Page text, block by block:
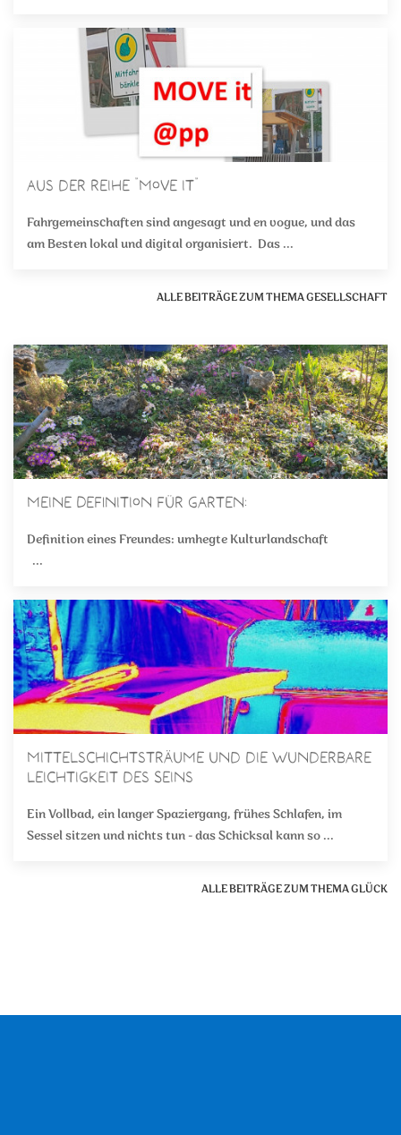
Aus der Reihe "Move it"
Fahrgemeinschaften sind angesagt und en vogue, und das
am Besten lokal und digital organisiert. Das ...
ALLE BEITRÄGE ZUM THEMA GESELLSCHAFT
Meine Definition für Garten:
Definition eines Freundes: umhegte Kulturlandschaft
...
Mittelschichtsträume und die wunderbare
Leichtigkeit des Seins
Ein Vollbad, ein langer Spaziergang, frühes Schlafen, im
Sessel sitzen und nichts tun - das Schicksal kann so ...
ALLE BEITRÄGE ZUM THEMA GLÜCK